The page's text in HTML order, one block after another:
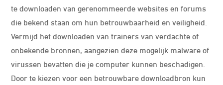
te downloaden van gerenommeerde websites en forums
die bekend staan om hun betrouwbaarheid en veiligheid.
Vermijd het downloaden van trainers van verdachte of
onbekende bronnen, aangezien deze mogelijk malware of
virussen bevatten die je computer kunnen beschadigen.
Door te kiezen voor een betrouwbare downloadbron kun